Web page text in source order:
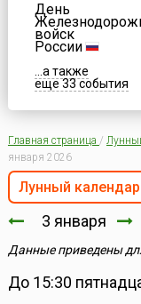
День
войск
России
...а также
еще 33 события
Главная страница /
января 2026
Лунный
3 января
Данные приведены
До 15:30